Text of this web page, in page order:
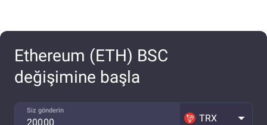
Ethereum (ETH) BSC
değişimine başla
Siz gönderin
TRX